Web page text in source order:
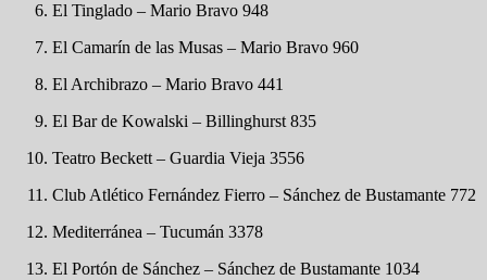
El Tinglado – Mario Bravo 948
El Camarín de las Musas – Mario Bravo 960
El Archibrazo – Mario Bravo 441
El Bar de Kowalski – Billinghurst 835
Teatro Beckett – Guardia Vieja 3556
Club Atlético Fernández Fierro – Sánchez de Bustamante 772
Mediterránea – Tucumán 3378
El Portón de Sánchez – Sánchez de Bustamante 1034